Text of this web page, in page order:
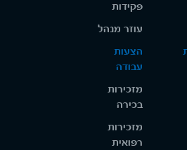
פקידות
עוזר מנהל
הצעות
עבודה
מזכירות
בכירה
מזכירות
רפואית